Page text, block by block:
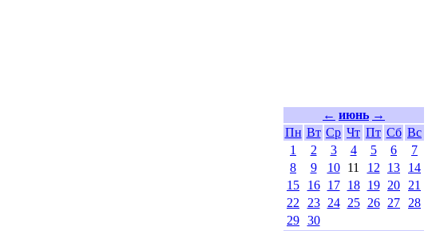
← июнь →
Пн Вт Ср Чт Пт Сб Вс
1
2 3 4 5 6
7
8
9 10 11 12 13
14
15
16 17 18 19 20
21
22
23 24 25 26 27
28
29 30